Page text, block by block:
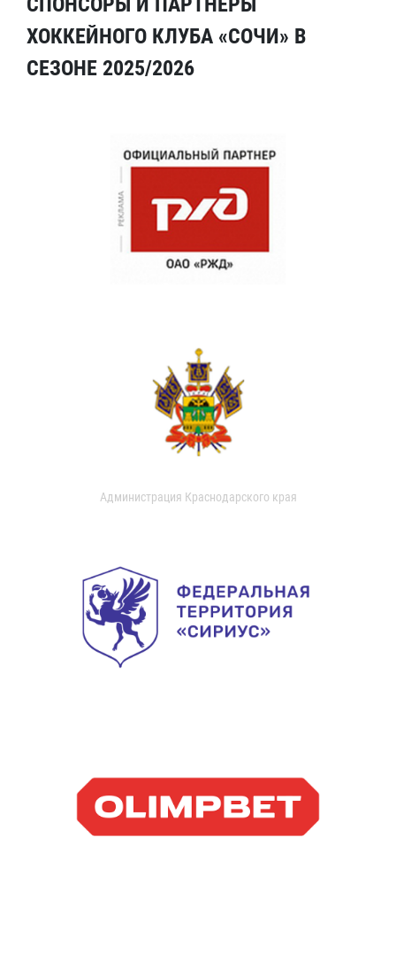
ХОККЕЙНОГО КЛУБА «СОЧИ» В
СЕЗОНЕ 2025/2026
Администрация Краснодарского края